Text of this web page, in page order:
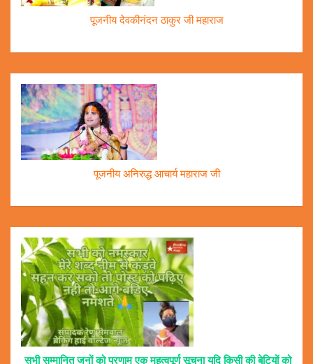
पूजनीय देवकीनंदन ठाकुर जी महाराज
पूजनीय अनिरुद्ध आचार्य महाराज जी
सभी सम्मानित जनों को प्रणाम एक महत्वपूर्ण सूचना यदि किसी की बेटियों को